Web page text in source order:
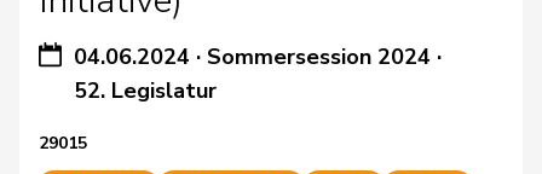
04.06.2024 ·Sommersession 2024 ·
52. Legislatur
29015